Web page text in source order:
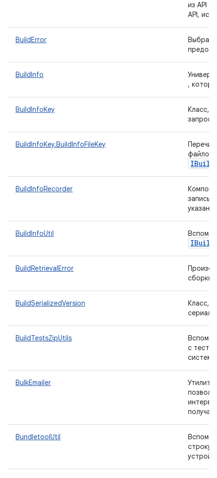
из API
API,
BuildError
BuildInfo
,
BuildInfoKey
Класс,
BuildInfoKey.BuildInfoFileKey
файлов,
IBuild
BuildInfoRecorder
BuildInfoUtil
IBuild
BuildRetrievalError
сборки
BuildSerializedVersion
Класс,
BuildTestsZipUtils
с
BulkEmailer
BundletoolUtil
строку